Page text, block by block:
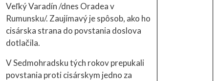
Veľký Varadín /dnes Oradea v
Rumunsku/. Zaujímavý je spôsob, ako ho
cisárska strana do povstania doslova
dotlačila.
V Sedmohradsku tých rokov prepukali
povstania proti cisárskym jedno za